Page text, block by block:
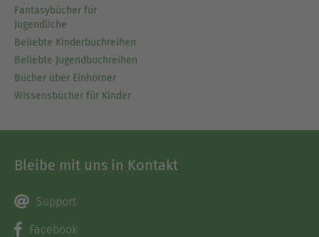
Fantasybücher für
Jugendliche
Beliebte Kinderbuchreihen
Beliebte Jugendbuchreihen
Bücher über Einhörner
Wissensbücher für Kinder
Bleibe mit uns in Kontakt
Support
Facebook